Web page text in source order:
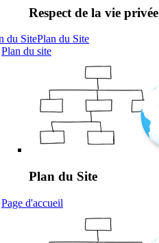
Respect de la vie privée
Plan du Site
Plan du site
Plan du Site
Page d'accueil